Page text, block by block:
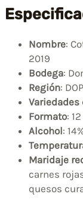
Nombre:
2019
Bodega:
Región:
Variedades
Formato:
Alcohol:
Maridaje
carnes
quesos